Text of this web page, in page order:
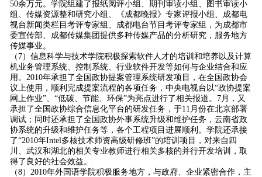
50余万元。学院组建了报纸阅评小组、期刊审读小组、图书审读小
组、传媒资源整和研究小组、《成都晚报》专家评报小组、成都电
视台新闻类栏目考评专家组、成都电台节目考评专家组，为成都市
委宣传部、成都传媒集团提供多种传媒产品的分析研究，服务地方
传媒事业。
（7）信息科学与技术学院积极探索软件人才的培训和培养以及计算
机业务管理系统、控制系统、行业软件开发等如何与企业结合和应
用。2010年承担了全国政协提案管理系统研发项目，在全国政协会
议上使用，顺利完成提案流程的各项任务，中央电视台以“政协提案
网上作业”、“低碳、节能、环保”为亮点进行了相关报道。7月，又
承担了全国政协综合信息化平台的研发任务，于11月份在北京部署
调试；同时还承担了全国政协外事系统升级和维护任务，云南省政
协系统的升级和维护任务等，各个工程项目进展顺利。学院还承接
了“2010年Intel多核技术师资高级研修班”的培训项目，对来自四
川、武汉和湖北的相关专业教师进行相关多核的并行开发培训，取
得了良好的社会效益。
（8）2010年外国语学院积极服务地方，与政府、企业紧密合作，主